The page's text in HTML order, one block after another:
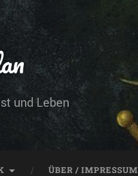
und Leben
ÜBER / IMPRESSUM